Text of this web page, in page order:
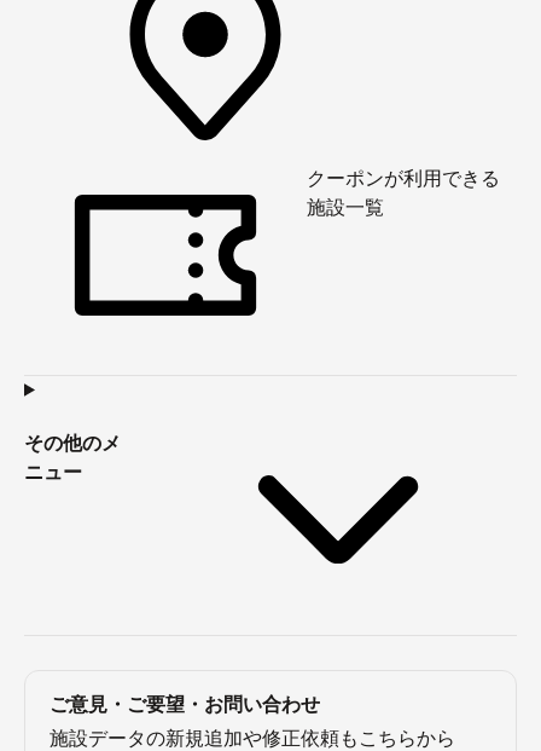
クーポンが利用できる
施設一覧
その他のメ
ニュー
ご意見・ご要望・お問い合わせ
施設データの新規追加や修正依頼もこちらから